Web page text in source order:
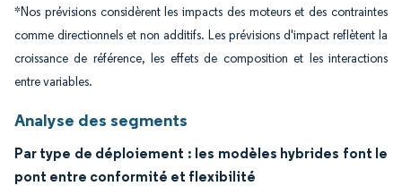
*Nos prévisions considèrent les impacts des moteurs et des contraintes
comme directionnels et non additifs. Les prévisions d'impact reflètent la
croissance de référence, les effets de composition et les interactions
entre variables.
Analyse des segments
Par type de déploiement : les modèles hybrides font le
pont entre conformité et flexibilité